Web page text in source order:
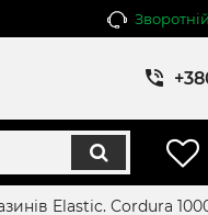
Elastic. Cordura